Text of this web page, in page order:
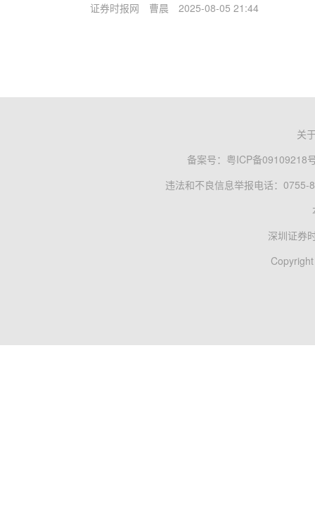
证券时报网 曹晨 2025-08-05 21:44
关
备案号： 粤ICP备09109218
违法和不良信息举报电话：0755-
深圳证券